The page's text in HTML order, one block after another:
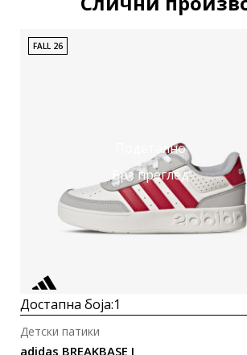
Подетално
Брз преглед
FALL 26
Достапна боја:1
adidas BREAKBASE J
Детски патики